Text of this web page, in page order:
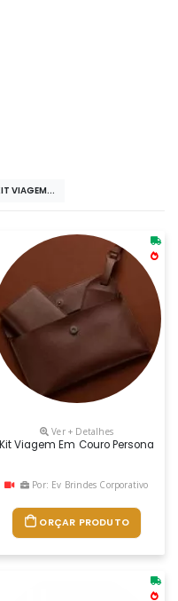
104 Gramas, Dimensões 9 X
VIAGEM...
Inflável (revestido De
Ver + Detalhes
Kit Viagem Em Couro
Por: Ev Brindes Corporativo
ORÇAR PRODUTO